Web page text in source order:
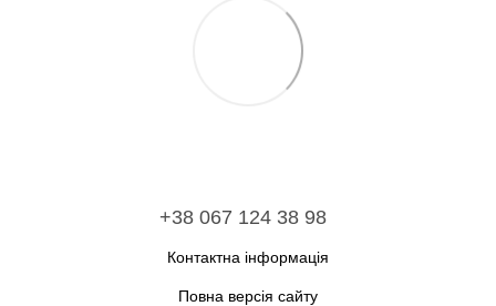
+38 067 124 38 98
Контактна інформація
Повна версія сайту